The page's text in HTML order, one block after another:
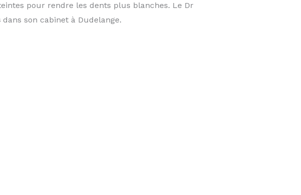
pour rendre les dents plus blanches. Le Dr
dans son cabinet à Dudelange.